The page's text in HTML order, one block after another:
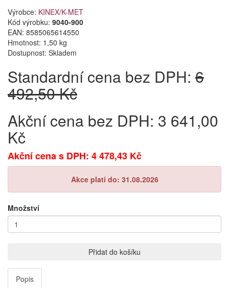
Výrobce: KINEX/K-MET
Kód výrobku: 9040-900
EAN: 8585065614550
Hmotnost: 1,50 kg
Dostupnost: Skladem
Standardní cena bez DPH: 6
492,50 Kč
Akční cena bez DPH: 3 641,00
Kč
Akční cena s DPH: 4 478,43 Kč
Akce platí do: 31.08.2026
Množství
Přidat do košíku
Popis